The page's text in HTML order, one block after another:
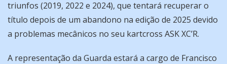
triunfos (2019, 2022 e 2024), que tentará recuperar o
título depois de um abandono na edição de 2025 devido
a problemas mecânicos no seu kartcross ASK XC’R.
A representação da Guarda estará a cargo de Francisco